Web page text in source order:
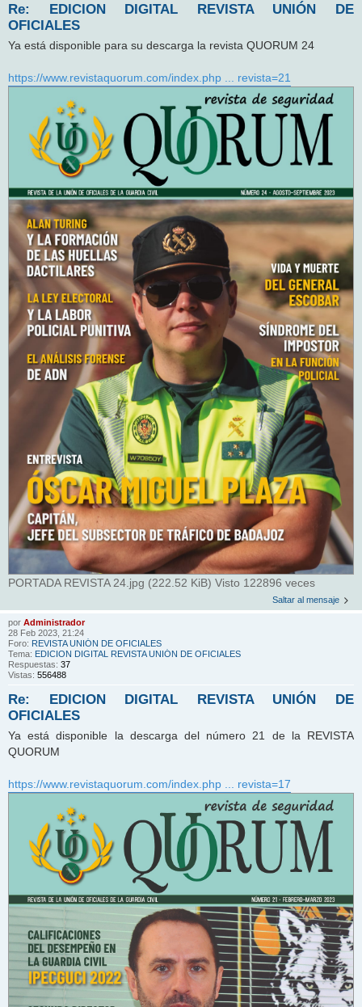
Re: EDICION DIGITAL REVISTA UNIÓN DE
OFICIALES
Ya está disponible para su descarga la revista QUORUM 24
https://www.revistaquorum.com/index.php ... revista=21
PORTADA REVISTA 24.jpg (222.52 KiB) Visto 122896 veces
Saltar al mensaje
por Administrador
28 Feb 2023, 21:24
Foro: REVISTA UNIÓN DE OFICIALES
Tema: EDICION DIGITAL REVISTA UNIÓN DE OFICIALES
Respuestas: 37
Vistas: 556488
Re: EDICION DIGITAL REVISTA UNIÓN DE
OFICIALES
Ya está disponible la descarga del número 21 de la REVISTA
QUORUM
https://www.revistaquorum.com/index.php ... revista=17